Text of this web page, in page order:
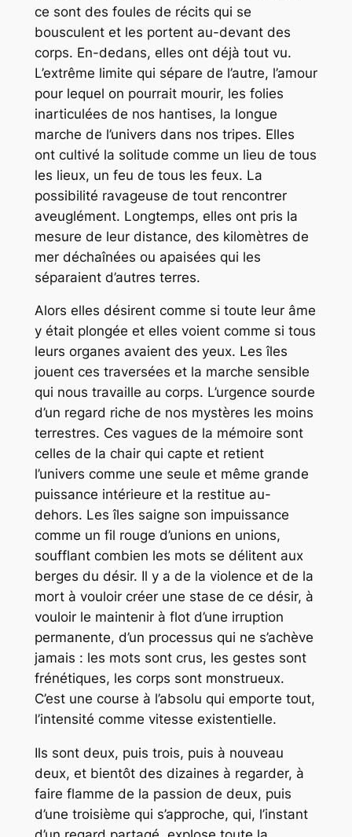
ce sont des foules de récits qui se
bousculent et les portent au-devant des
corps. En-dedans, elles ont déjà tout vu.
L’extrême limite qui sépare de l’autre, l’amour
pour lequel on pourrait mourir, les folies
inarticulées de nos hantises, la longue
marche de l’univers dans nos tripes. Elles
ont cultivé la solitude comme un lieu de tous
les lieux, un feu de tous les feux. La
possibilité ravageuse de tout rencontrer
aveuglément. Longtemps, elles ont pris la
mesure de leur distance, des kilomètres de
mer déchaînées ou apaisées qui les
séparaient d’autres terres.
Alors elles désirent comme si toute leur âme
y était plongée et elles voient comme si tous
leurs organes avaient des yeux. Les îles
jouent ces traversées et la marche sensible
qui nous travaille au corps. L’urgence sourde
d’un regard riche de nos mystères les moins
terrestres. Ces vagues de la mémoire sont
celles de la chair qui capte et retient
l’univers comme une seule et même grande
puissance intérieure et la restitue au-
dehors. Les îles saigne son impuissance
comme un fil rouge d’unions en unions,
soufflant combien les mots se délitent aux
berges du désir. Il y a de la violence et de la
mort à vouloir créer une stase de ce désir, à
vouloir le maintenir à flot d’une irruption
permanente, d’un processus qui ne s’achève
jamais : les mots sont crus, les gestes sont
frénétiques, les corps sont monstrueux.
C’est une course à l’absolu qui emporte tout,
l’intensité comme vitesse existentielle.
Ils sont deux, puis trois, puis à nouveau
deux, et bientôt des dizaines à regarder, à
faire flamme de la passion de deux, puis
d’une troisième qui s’approche, qui, l’instant